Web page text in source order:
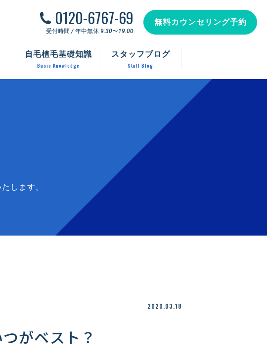
0120-6767-69
受付時間 / 年中無休 9:30〜19:00
無料カウンセリング予約
自毛植毛基礎知識
Basic Knowledge
スタッフブログ
Staff Blog
します。
2020.03.18
がベスト？